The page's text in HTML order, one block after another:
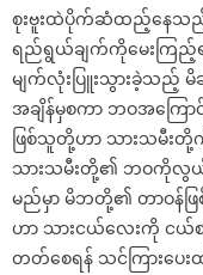
စုးဗူးထဲပိုက်ဆံထည့်နေသ
ရည်ရွယ်ချက်ကိုမေးကြည့်ရ
မျက်လုံးပြူးသွားခဲ့သည့်
အချိန်မှစကာ ဘဝအကြေ
ဖြစ်သူတို့ဟာ သားသမီးတို့
သားသမီးတို့၏ ဘဝကိုလွယ်
မည်မှာ မိဘတို့၏ တာဝန်ဖ
ဟာ သားငယ်လေးကို ငယ်
တတ်စေရန် သင်ကြားပေ